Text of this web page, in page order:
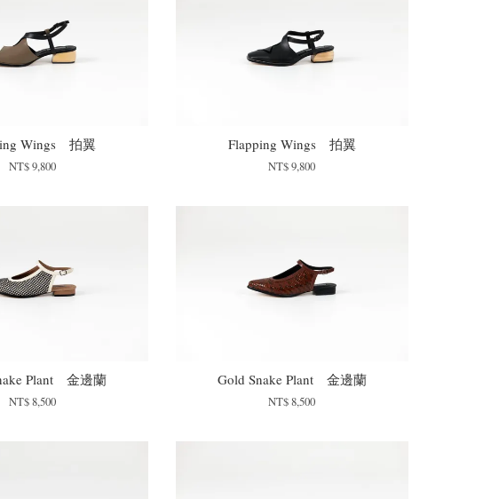
Wings 拍翼
NT$ 9,800
Flapping Wings 拍翼
NT$ 9,800
Plant 金邊蘭
NT$ 8,500
Gold Snake Plant 金邊蘭
NT$ 8,500